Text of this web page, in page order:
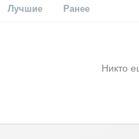
Лучшие Ранее
Никто